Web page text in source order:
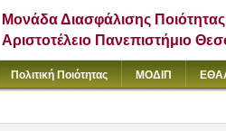
Μονάδα Διασφάλισης Ποιότητας
Αριστοτέλειο Πανεπιστήμιο
Πολιτική Ποιότητας ΜΟΔΙΠ